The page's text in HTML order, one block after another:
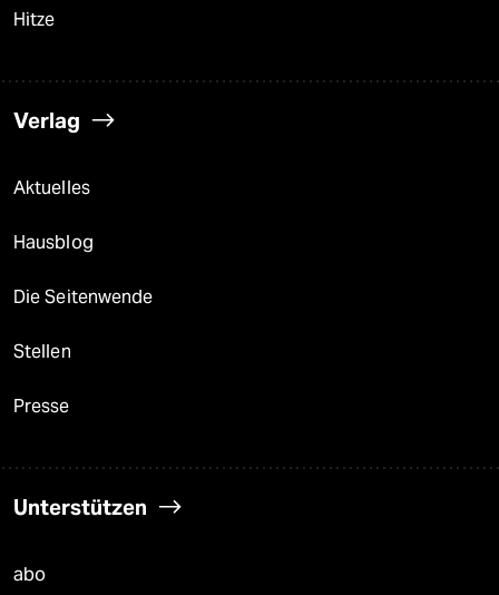
Hitze
Verlag
Aktuelles
Hausblog
Die Seitenwende
Stellen
Presse
Unterstützen
abo